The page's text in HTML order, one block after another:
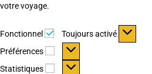
votre voyage.
Fonctionnel Fonctionnel
Toujours activé
Préférences
Préférences
Statistiques Statistiques